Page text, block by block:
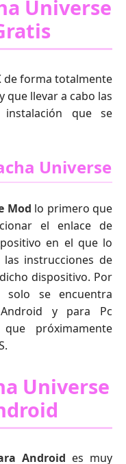
Universe
de forma totalmente
que llevar a cabo las
que se
Universe
Mod lo primero que
el enlace de
en el que lo
instrucciones de
dispositivo. Por
solo se encuentra
y para Pc
próximamente
Universe
Android es muy